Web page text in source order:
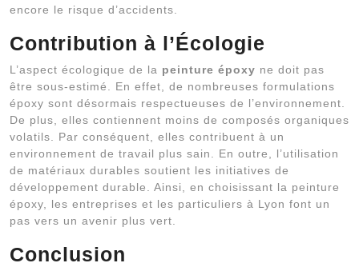
encore le risque d’accidents.
Contribution à l’Écologie
L’aspect écologique de la peinture époxy ne doit pas
être sous-estimé. En effet, de nombreuses formulations
époxy sont désormais respectueuses de l’environnement.
De plus, elles contiennent moins de composés organiques
volatils. Par conséquent, elles contribuent à un
environnement de travail plus sain. En outre, l’utilisation
de matériaux durables soutient les initiatives de
développement durable. Ainsi, en choisissant la peinture
époxy, les entreprises et les particuliers à Lyon font un
pas vers un avenir plus vert.
Conclusion